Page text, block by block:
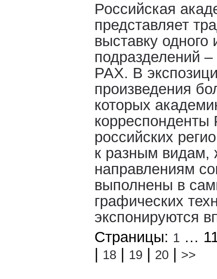
Российская
представляет
выставку
подразделений
РАХ. В
произведения
которых
корреспонденты
российских
к разным
направлениям
выполнены в
графических
экспонируются
Страницы: 1 …
18 19 20 >>